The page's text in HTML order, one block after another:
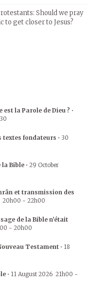
Should we pray
to get closer to Jesus?
est la Parole de Dieu ? •
textes fondateurs • 30
la Bible • 29 October
et transmission des
20h00 - 22h00
de la Bible n’était
- 20h00
Testament • 18
• 11 August 2026 21h00 -